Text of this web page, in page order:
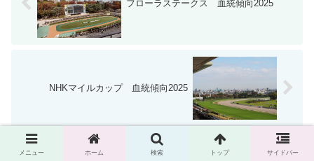
フローラステークス 血統傾向2025
NHKマイルカップ 血統傾向2025
メニュー ホーム 検索 トップ サイドバー